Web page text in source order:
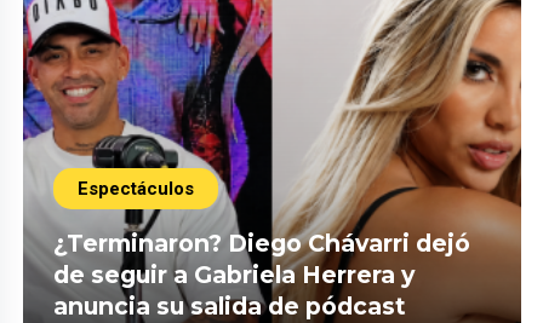
Espectáculos
¿Terminaron? Diego Chávarri dejó
de seguir a Gabriela Herrera y
anuncia su salida de pódcast